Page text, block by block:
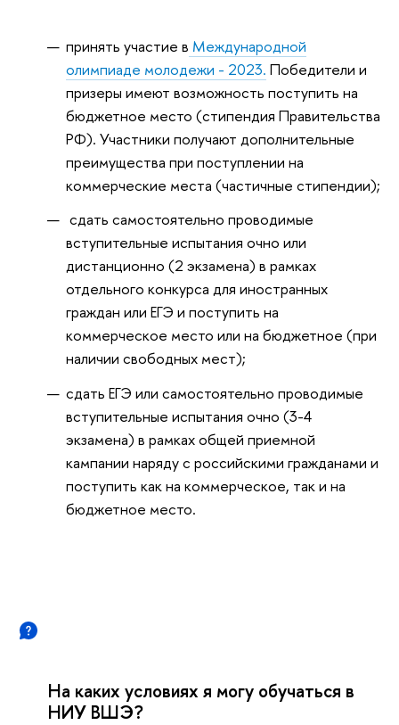
принять участие в Международной
олимпиаде молодежи - 2023. Победители и
призеры имеют возможность поступить на
бюджетное место (стипендия Правительства
РФ). Участники получают дополнительные
преимущества при поступлении на
коммерческие места (частичные стипендии);
сдать самостоятельно проводимые
вступительные испытания очно или
дистанционно (2 экзамена) в рамках
отдельного конкурса для иностранных
граждан или ЕГЭ и поступить на
коммерческое место или на бюджетное (при
наличии свободных мест);
сдать ЕГЭ или самостоятельно проводимые
вступительные испытания очно (3-4
экзамена) в рамках общей приемной
кампании наряду с российскими гражданами и
поступить как на коммерческое, так и на
бюджетное место.
На каких условиях я могу обучаться в
НИУ ВШЭ?